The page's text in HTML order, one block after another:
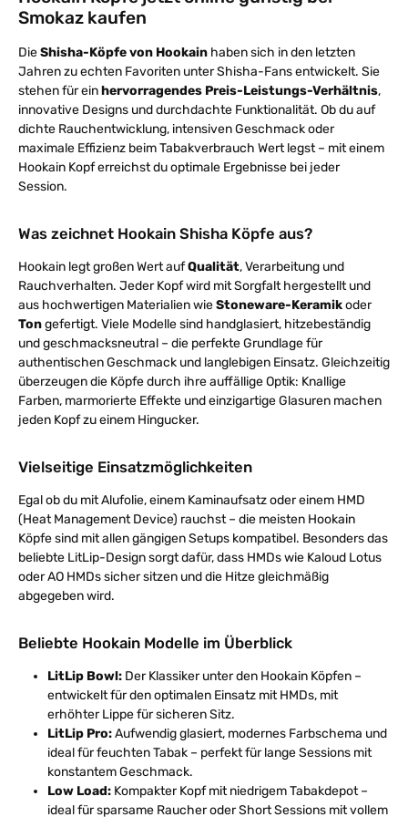
Smokaz kaufen
DieShisha-Köpfe von Hookain haben sich in den letzten
Jahren zu echten Favoriten unter Shisha-Fans entwickelt. Sie
stehen für einhervorragendes Preis-Leistungs-Verhältnis,
innovative Designs und durchdachte Funktionalität. Ob du auf
dichte Rauchentwicklung, intensiven Geschmack oder
maximale Effizienz beim Tabakverbrauch Wert legst – mit einem
Hookain Kopf erreichst du optimale Ergebnisse bei jeder
Session.
Was zeichnet Hookain Shisha Köpfe aus?
Hookain legt großen Wert aufQualität, Verarbeitung und
Rauchverhalten. Jeder Kopf wird mit Sorgfalt hergestellt und
aus hochwertigen Materialien wieStoneware-Keramikoder
Tongefertigt. Viele Modelle sind handglasiert, hitzebeständig
und geschmacksneutral – die perfekte Grundlage für
authentischen Geschmack und langlebigen Einsatz. Gleichzeitig
überzeugen die Köpfe durch ihre auffällige Optik: Knallige
Farben, marmorierte Effekte und einzigartige Glasuren machen
jeden Kopf zu einem Hingucker.
Vielseitige Einsatzmöglichkeiten
Egal ob du mit Alufolie, einem Kaminaufsatz oder einem HMD
(Heat Management Device) rauchst – die meisten Hookain
Köpfe sind mit allen gängigen Setups kompatibel. Besonders das
beliebte LitLip-Design sorgt dafür, dass HMDs wie Kaloud Lotus
oder AO HMDs sicher sitzen und die Hitze gleichmäßig
abgegeben wird.
Beliebte Hookain Modelle im Überblick
LitLip Bowl: Der Klassiker unter den Hookain Köpfen –
entwickelt für den optimalen Einsatz mit HMDs, mit
erhöhter Lippe für sicheren Sitz.
LitLip Pro:Aufwendig glasiert, modernes Farbschema und
ideal für feuchten Tabak – perfekt für lange Sessions mit
konstantem Geschmack.
Low Load: Kompakter Kopf mit niedrigem Tabakdepot –
ideal für sparsame Raucher oder Short Sessions mit vollem